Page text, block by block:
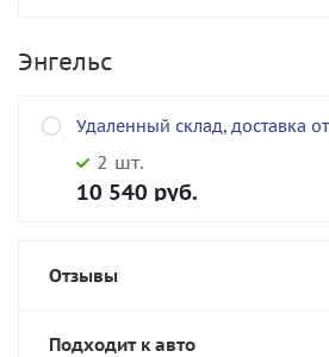
Энгельс
Удаленный склад, доставка
2 шт.
10 540 руб.
Отзывы
Подходит к авто